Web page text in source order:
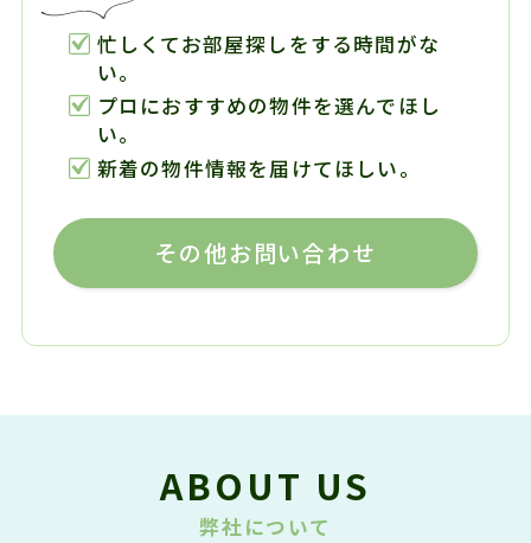
忙しくてお部屋探しをする時間がな
い。
プロにおすすめの物件を選んでほし
い。
新着の物件情報を届けてほしい。
その他お問い合わせ
ABOUT US
弊社について